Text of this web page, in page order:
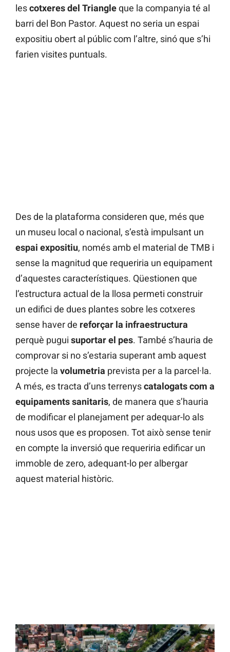
lescotxeresdel Triangleque la companyia té al
barri del Bon Pastor. Aquest no seria un espai
expositiu obert al públic com l’altre, sinó que s’hi
farien visites puntuals.
Des de la plataforma consideren que, més que
un museu local o nacional, s’està impulsant un
espai expositiu, només amb el material de TMB i
sense la magnitud que requeriria un equipament
d’aquestes característiques. Qüestionen que
l’estructura actual de la llosa permeti construir
un edifici de dues plantes sobre les cotxeres
sense haver de reforçar la infraestructura
perquè pugui suportar el pes. També s’hauria de
comprovar si no s’estaria superant amb aquest
projecte la volumetria prevista per a la parcel·la.
A més, es tracta d’uns terrenyscatalogatscom a
equipamentssanitaris, de manera que s’hauria
de modificar el planejament per adequar-lo als
nous usos que es proposen. Tot això sense tenir
en compte la inversió que requeriria edificar un
immoble de zero, adequant-lo per albergar
aquest material històric.